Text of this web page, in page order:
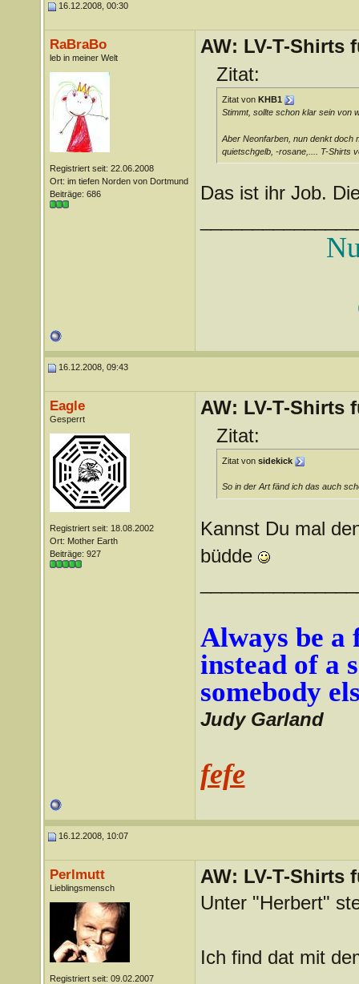
16.12.2008, 00:30
RaBraBo
leb in meiner Welt
Registriert seit: 22.06.2008
Ort: im tiefen Norden von Dortmund
Beiträge: 686
AW: LV-T-Shirts
Zitat:
Zitat von KHB1
Stimmt, sollte schon klar sein von
Aber Neonfarben, nun denkt doch
quietschgelb, -rosane,.... T-Shirts
Das ist ihr Job.
16.12.2008, 09:43
Eagle
Gesperrt
Registriert seit: 18.08.2002
Ort: Mother Earth
Beiträge: 927
AW: LV-T-Shirts
Zitat:
Zitat von sidekick
So in der Art fänd ich das auch
Kannst Du mal
büdde
Always be
instead of a
somebody
Judy Garland
fefe
16.12.2008, 10:07
Perlmutt
Lieblingsmensch
Registriert seit: 09.02.2007
AW: LV-T-Shirts
Unter "Herbert"
Ich find dat mit